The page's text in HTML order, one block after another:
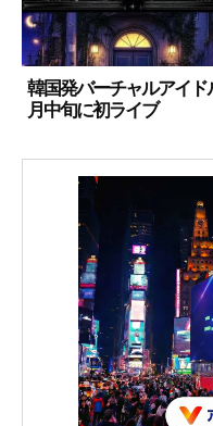
韓国発バーチャルアイ
月中旬に初ライブ